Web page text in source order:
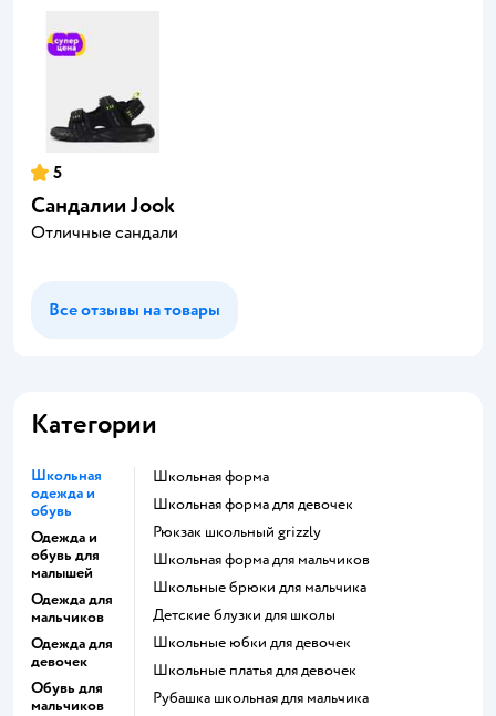
5
Сандалии Jook
Отличные сандали
Все отзывы на товары
Категории
Школьная
одежда и
обувь
Одежда и
обувь для
малышей
Одежда для
мальчиков
Одежда для
девочек
Обувь для
мальчиков
Школьная форма
Школьная форма для девочек
Рюкзак школьный grizzly
Школьная форма для мальчиков
Школьные брюки для мальчика
Детские блузки для школы
Школьные юбки для девочек
Школьные платья для девочек
Рубашка школьная для мальчика